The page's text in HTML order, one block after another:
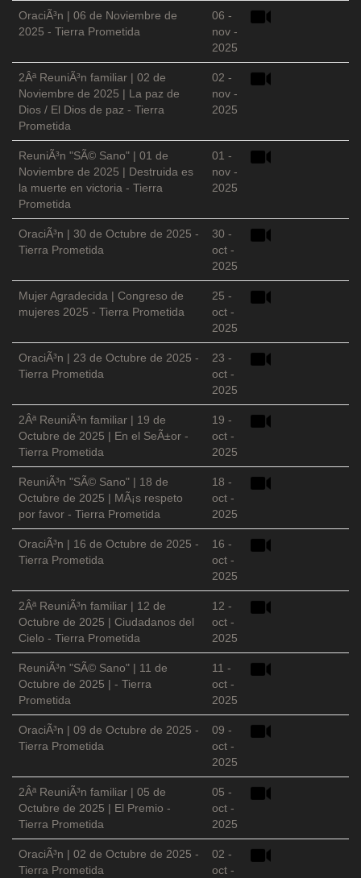
OraciÃ³n | 06 de Noviembre de
2025 - Tierra Prometida
06 -
nov -
2025
2Âª ReuniÃ³n familiar | 02 de
Noviembre de 2025 | La paz de
Dios / El Dios de paz - Tierra
Prometida
02 -
nov -
2025
ReuniÃ³n "SÃ© Sano" | 01 de
Noviembre de 2025 | Destruida es
la muerte en victoria - Tierra
Prometida
01 -
nov -
2025
OraciÃ³n | 30 de Octubre de 2025 -
Tierra Prometida
30 -
oct -
2025
Mujer Agradecida | Congreso de
mujeres 2025 - Tierra Prometida
25 -
oct -
2025
OraciÃ³n | 23 de Octubre de 2025 -
Tierra Prometida
23 -
oct -
2025
2Âª ReuniÃ³n familiar | 19 de
Octubre de 2025 | En el SeÃ±or -
Tierra Prometida
19 -
oct -
2025
ReuniÃ³n "SÃ© Sano" | 18 de
Octubre de 2025 | MÃ¡s respeto
por favor - Tierra Prometida
18 -
oct -
2025
OraciÃ³n | 16 de Octubre de 2025 -
Tierra Prometida
16 -
oct -
2025
2Âª ReuniÃ³n familiar | 12 de
Octubre de 2025 | Ciudadanos del
Cielo - Tierra Prometida
12 -
oct -
2025
ReuniÃ³n "SÃ© Sano" | 11 de
Octubre de 2025 | - Tierra
Prometida
11 -
oct -
2025
OraciÃ³n | 09 de Octubre de 2025 -
Tierra Prometida
09 -
oct -
2025
2Âª ReuniÃ³n familiar | 05 de
Octubre de 2025 | El Premio -
Tierra Prometida
05 -
oct -
2025
OraciÃ³n | 02 de Octubre de 2025 -
Tierra Prometida
02 -
oct -